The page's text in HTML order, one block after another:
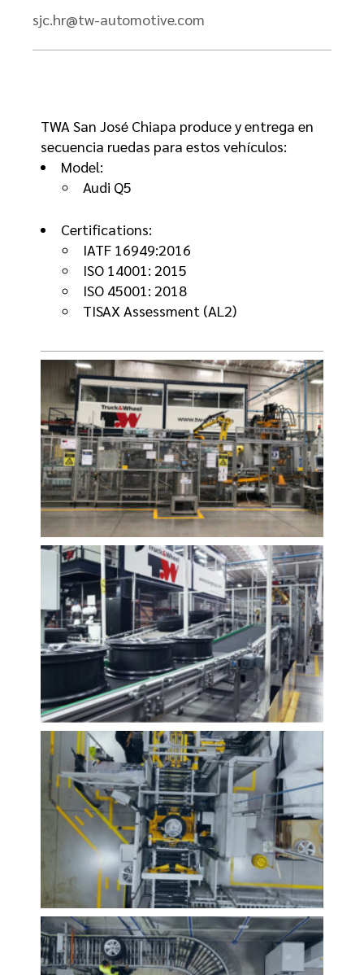
sjc.hr@tw-automotive.com
TWA San José Chiapa produce y entrega en
secuencia ruedas para estos vehículos:
Model:
Audi Q5
Certifications:
IATF 16949:2016
ISO 14001: 2015
ISO 45001: 2018
TISAX Assessment (AL2)